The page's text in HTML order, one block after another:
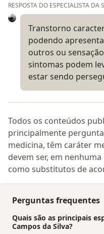
RESPOSTA DO ESPECIALISTA DA
Transtorno
podendo
outros ou
sintomas podem
estar sendo
Todos os conteúdos
principalmente
medicina, têm caráter
devem ser, em
como substitutos de
Perguntas frequentes
Quais são as principais
Campos da Silva?